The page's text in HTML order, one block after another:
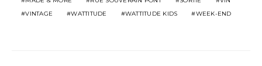
VINTAGE
WATTITUDE WATTITUDE KIDS WEEK-END